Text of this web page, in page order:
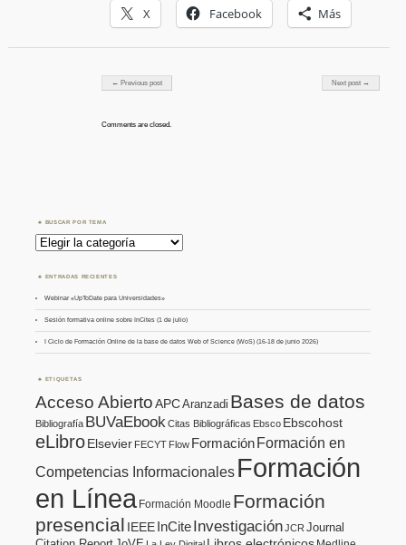
X Facebook Más
← Previous post Next post →
Comments are closed.
BUSCAR POR TEMA
Buscar
por
Tema
ENTRADAS RECIENTES
Webinar «UpToDate para Universidades»
Sesión formativa online sobre InCites (1 de julio)
I Ciclo de Formación Online de la base de datos Web of Science (WoS) (16-18 de junio 2026)
ETIQUETAS
Acceso AbiertoAPCAranzadi Bases de datos
Bibliografía BUVaEbook Citas Bibliográficas Ebsco Ebscohost
eLibroElsevier FECYT Flow FormaciónFormación en
Competencias Informacionales Formación
en Línea Formación Moodle Formación
presencial IEEE InCiteInvestigaciónJCR Journal